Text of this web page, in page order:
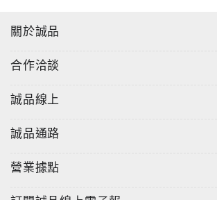
關於誠品
合作洽談
誠品線上
誠品通路
營業據點